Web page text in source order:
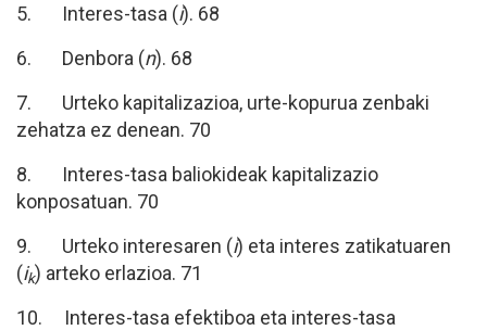
5. Interes-tasa (i). 68
6. Denbora (n). 68
7. Urteko kapitalizazioa, urte-kopurua zenbaki
zehatza ez denean. 70
8. Interes-tasa baliokideak kapitalizazio
konposatuan. 70
9. Urteko interesaren (i) eta interes zatikatuaren
(ik) arteko erlazioa. 71
10. Interes-tasa efektiboa eta interes-tasa